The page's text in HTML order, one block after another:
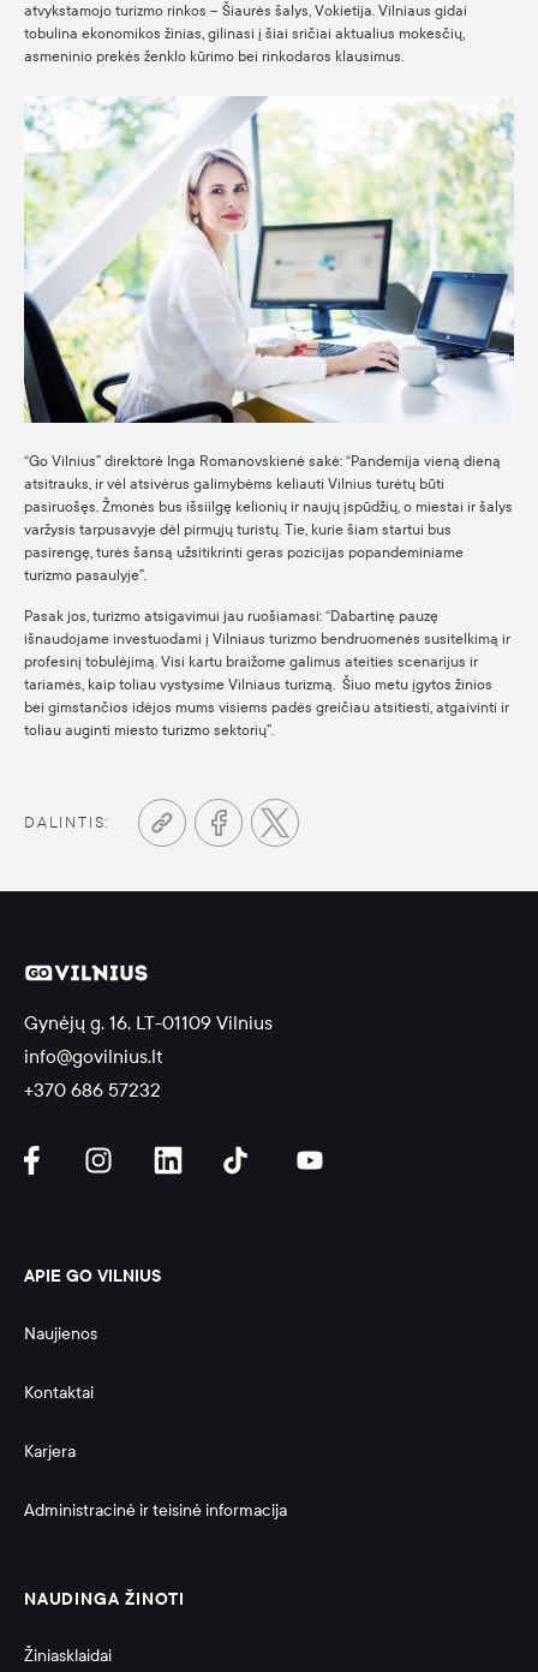
atvykstamojo turizmo rinkos – Šiaurės šalys, Vokietija. Vilniaus gidai
tobulina ekonomikos žinias, gilinasi į šiai sričiai aktualius mokesčių,
asmeninio prekės ženklo kūrimo bei rinkodaros klausimus.
“Go Vilnius” direktorė Inga Romanovskienė sakė: “Pandemija vieną dieną
atsitrauks, ir vėl atsivėrus galimybėms keliauti Vilnius turėtų būti
pasiruošęs. Žmonės bus išsiilgę kelionių ir naujų įspūdžių, o miestai ir šalys
varžysis tarpusavyje dėl pirmųjų turistų. Tie, kurie šiam startui bus
pasirengę, turės šansą užsitikrinti geras pozicijas popandeminiame
turizmo pasaulyje”.
Pasak jos, turizmo atsigavimui jau ruošiamasi: “Dabartinę pauzę
išnaudojame investuodami į Vilniaus turizmo bendruomenės susitelkimą ir
profesinį tobulėjimą. Visi kartu braižome galimus ateities scenarijus ir
tariamės, kaip toliau vystysime Vilniaus turizmą. Šiuo metu įgytos žinios
bei gimstančios idėjos mums visiems padės greičiau atsitiesti, atgaivinti ir
toliau auginti miesto turizmo sektorių”.
DALINTIS:
Gynėjų g. 16, LT-01109 Vilnius
info@govilnius.lt
+370 686 57232
APIE GO VILNIUS
Naujienos
Kontaktai
Karjera
Administracinė ir teisinė informacija
NAUDINGA ŽINOTI
Žiniasklaidai